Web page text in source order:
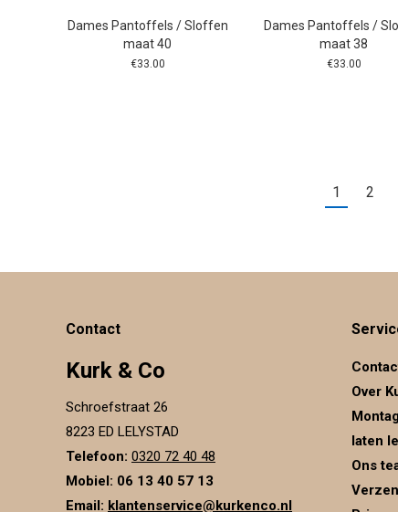
Dames Pantoffels / Sloffen
maat 40
€33.00
Dames Pantoffels /
maat 38
€33.00
1 2
Contact
Kurk & Co
Schroefstraat 26
8223 ED LELYSTAD
Telefoon: 0320 72 40 48
Mobiel: 06 13 40 57 13
Email: klantenservice@kurkenco.nl
Over
laten
Ons